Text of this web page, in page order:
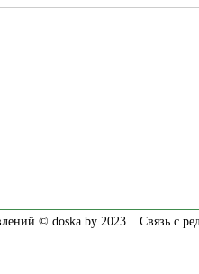
© doska.by 2023 |
Связь с